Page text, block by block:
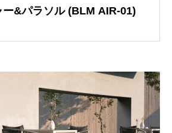
&パラソル (BLM AIR-01)